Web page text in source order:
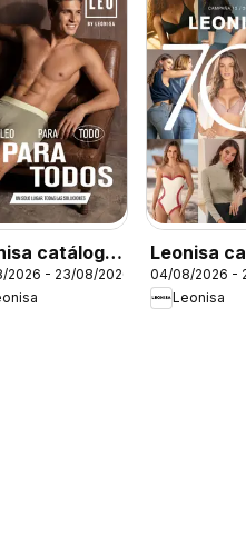
catálogo
Campaña 12
2026 - 23/08/2026
Leonisa
-
04/08/2026 -
Leonisa